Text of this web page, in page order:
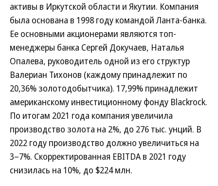
активы в Иркутской области и Якутии. Компания
была основана в 1998 году командой Ланта-банка.
Ее основными акционерами являются топ-
менеджеры банка Сергей Докучаев, Наталья
Опалева, руководитель одной из его структур
Валериан Тихонов (каждому принадлежит по
20,36% золотодобытчика). 17,99% принадлежит
американскому инвестиционному фонду Blackrock.
По итогам 2021 года компания увеличила
производство золота на 2%, до 276 тыс. унций. В
2022 году производство должно увеличиться на
3–7%. Скорректированная EBITDA в 2021 году
снизилась на 10%, до $224 млн.